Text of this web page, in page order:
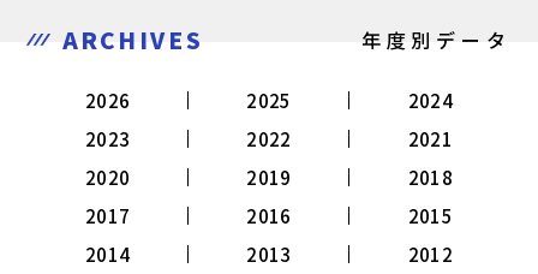
ARCHIVES 年度別データ
2026 2025
2024
2023
2022
2021
2020
2019
2018
2017
2016
2015
2014
2013
2012